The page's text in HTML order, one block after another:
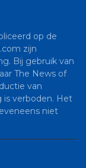
op de
zijn
Bij gebruik van
The News of
van
is verboden. Het
niet